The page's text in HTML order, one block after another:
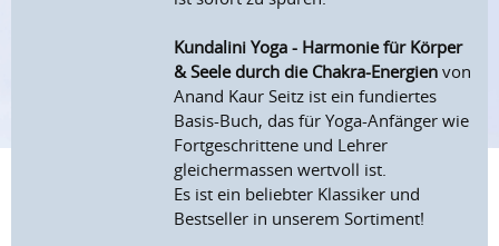
Kundalini Yoga - Harmonie für Körper
& Seele durch die Chakra-Energien von
Anand Kaur Seitz ist ein fundiertes
Basis-Buch, das für Yoga-Anfänger wie
Fortgeschrittene und Lehrer
gleichermassen wertvoll ist.
Es ist ein beliebter Klassiker und
Bestseller in unserem Sortiment!